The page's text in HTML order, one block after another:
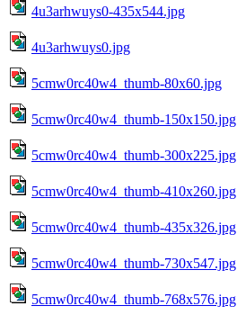
4u3arhwuys0-435x544.jpg
4u3arhwuys0.jpg
5cmw0rc40w4_thumb-80x60.jpg
5cmw0rc40w4_thumb-150x150.jpg
5cmw0rc40w4_thumb-300x225.jpg
5cmw0rc40w4_thumb-410x260.jpg
5cmw0rc40w4_thumb-435x326.jpg
5cmw0rc40w4_thumb-730x547.jpg
5cmw0rc40w4_thumb-768x576.jpg